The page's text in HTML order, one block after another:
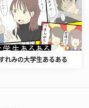
れみの大学生あるある